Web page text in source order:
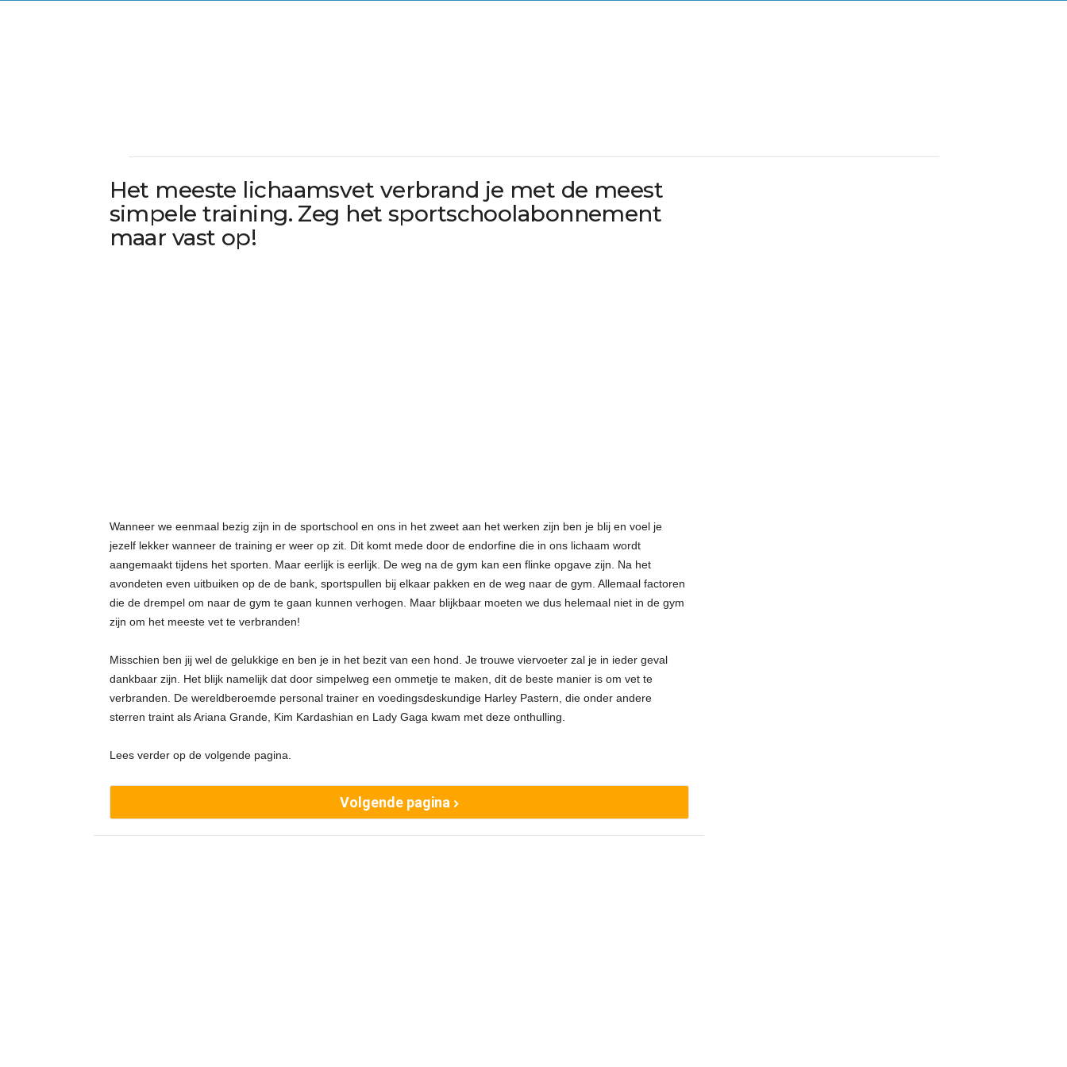
Het meeste lichaamsvet verbrand je met de meest
simpele training. Zeg het sportschoolabonnement
maar vast op!
Wanneer we eenmaal bezig zijn in de sportschool en ons in het zweet aan het werken zijn ben je blij en voel je
jezelf lekker wanneer de training er weer op zit. Dit komt mede door de endorfine die in ons lichaam wordt
aangemaakt tijdens het sporten. Maar eerlijk is eerlijk. De weg na de gym kan een flinke opgave zijn. Na het
avondeten even uitbuiken op de de bank, sportspullen bij elkaar pakken en de weg naar de gym. Allemaal factoren
die de drempel om naar de gym te gaan kunnen verhogen. Maar blijkbaar moeten we dus helemaal niet in de gym
zijn om het meeste vet te verbranden!
Misschien ben jij wel de gelukkige en ben je in het bezit van een hond. Je trouwe viervoeter zal je in ieder geval
dankbaar zijn. Het blijk namelijk dat door simpelweg een ommetje te maken, dit de beste manier is om vet te
verbranden. De wereldberoemde personal trainer en voedingsdeskundige Harley Pastern, die onder andere
sterren traint als Ariana Grande, Kim Kardashian en Lady Gaga kwam met deze onthulling.
Lees verder op de volgende pagina.
Volgende pagina